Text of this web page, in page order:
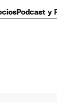
Podcast y